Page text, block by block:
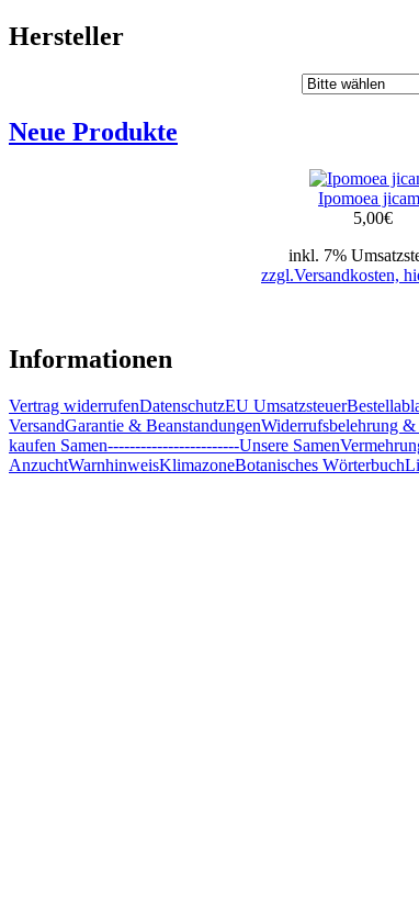
Hersteller
Neue Produkte
Ipomoea
5,00€
inkl. 7%
zzgl.Versandkosten,
Informationen
Vertrag widerrufenDatenschutzEU Umsatzsteuer
VersandGarantie & BeanstandungenWiderrufsbelehrung
kaufen Samen------------------------Unsere Samen
AnzuchtWarnhinweisKlimazoneBotanisches Wörterbuch